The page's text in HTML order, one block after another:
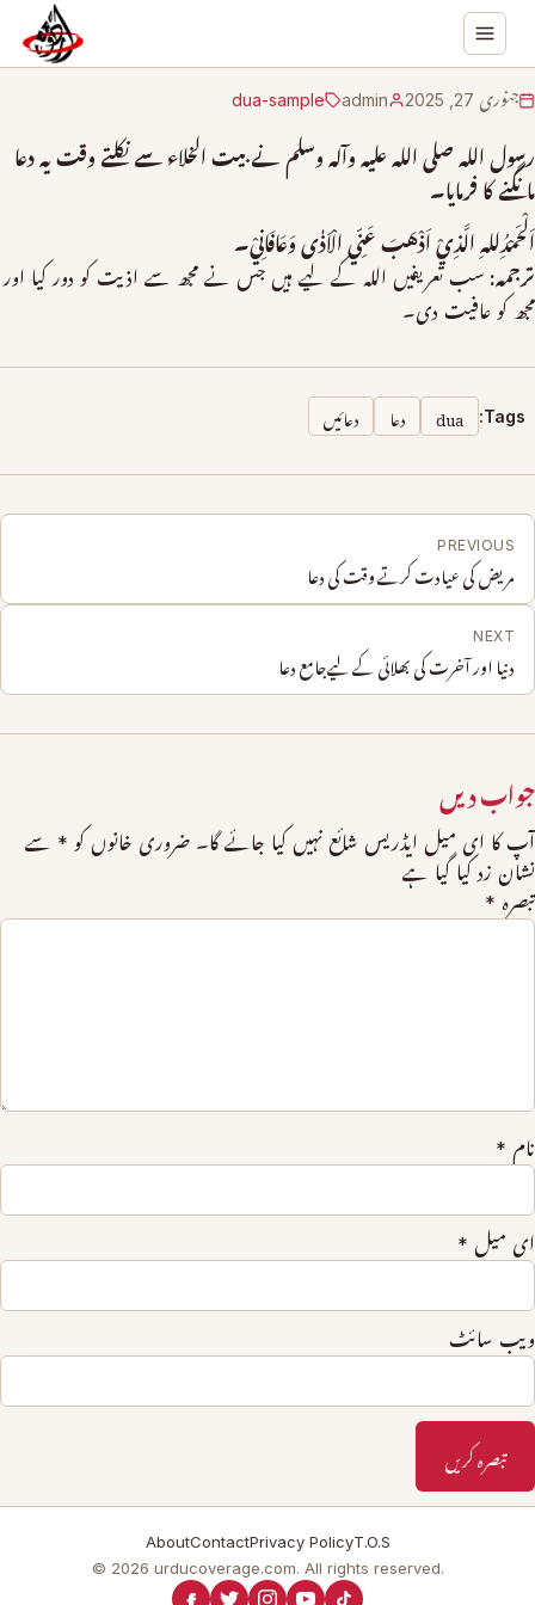
جنوری 27, 2025 admin
dua-sample
رسول الله صلی الله علیہ وآلہ وسلم نے بیت الخلاء سے نکلتے وقت یہ دعا
مانگنے کا فرمایا۔
اَلْحَمْدُِللهِ الَّذِيْ اَذْهَبَ عَنِّي الْاَذٰی وَعَافَانِيْ۔
ترجمہ: سب تعریفیں الله کے لیے ہیں جس نے مجھ سے اذیت کو دور کیا اور
مجھ کو عافیت دی۔
Tags:
dua دعا دعائیں
PREVIOUS
مریض کی عیادت کرتے وقت کی دعا
NEXT
دنیا اور آخرت کی بھلائی کے لیےجامع دعا
جواب دیں
آپ کا ای میل ایڈریس شائع نہیں کیا جائے گا۔ ضروری خانوں کو * سے
نشان زد کیا گیا ہے
تبصرہ *
نام *
ای میل *
ویب‌ سائٹ
AboutContactPrivacy PolicyT.O.S
© 2026 urducoverage.com. All rights reserved.